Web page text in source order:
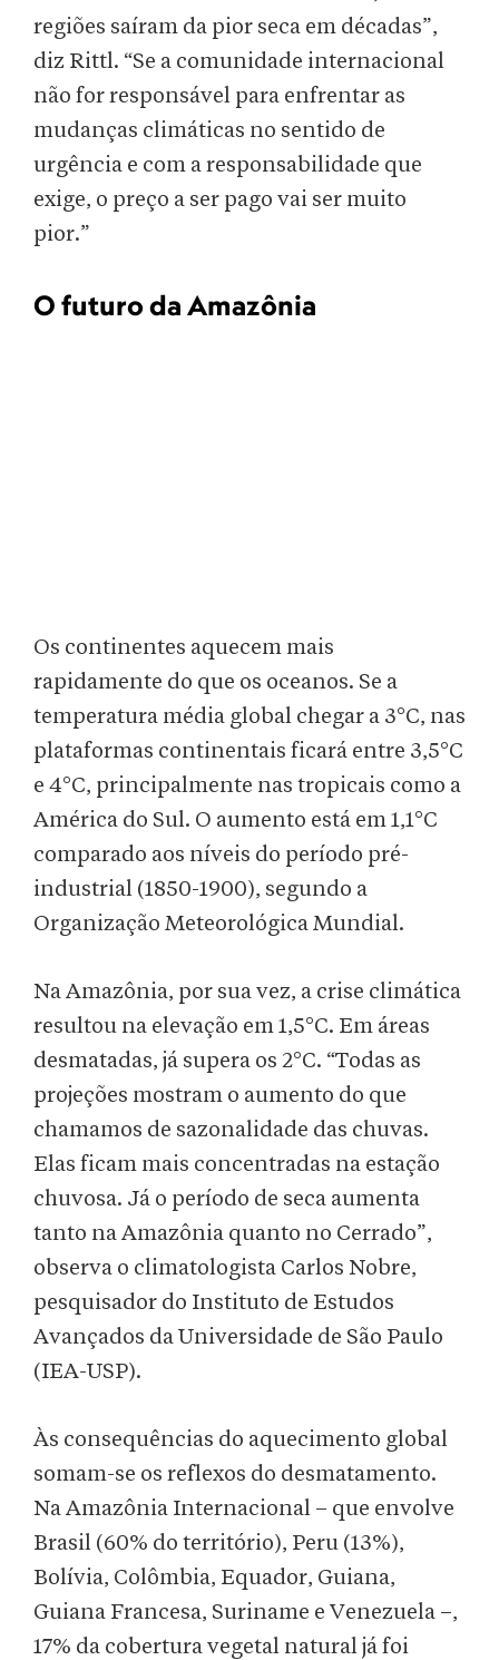
regiões saíram da pior seca em décadas”,
diz Rittl. “Se a comunidade internacional
não for responsável para enfrentar as
mudanças climáticas no sentido de
urgência e com a responsabilidade que
exige, o preço a ser pago vai ser muito
pior.”
O futuro da Amazônia
Os continentes aquecem mais
rapidamente do que os oceanos. Se a
temperatura média global chegar a 3°C, nas
plataformas continentais ficará entre 3,5°C
e 4°C, principalmente nas tropicais como a
América do Sul. O aumento está em 1,1°C
comparado aos níveis do período pré-
industrial (1850-1900), segundo a
Organização Meteorológica Mundial.
Na Amazônia, por sua vez, a crise climática
resultou na elevação em 1,5°C. Em áreas
desmatadas, já supera os 2°C. “Todas as
projeções mostram o aumento do que
chamamos de sazonalidade das chuvas.
Elas ficam mais concentradas na estação
chuvosa. Já o período de seca aumenta
tanto na Amazônia quanto no Cerrado”,
observa o climatologista Carlos Nobre,
pesquisador do Instituto de Estudos
Avançados da Universidade de São Paulo
(IEA-USP).
Às consequências do aquecimento global
somam-se os reflexos do desmatamento.
Na Amazônia Internacional – que envolve
Brasil (60% do território), Peru (13%),
Bolívia, Colômbia, Equador, Guiana,
Guiana Francesa, Suriname e Venezuela –,
17% da cobertura vegetal natural já foi